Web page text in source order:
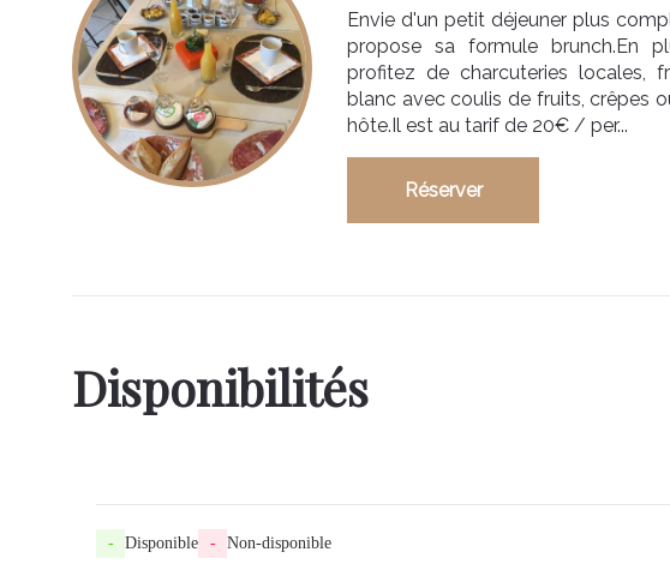
Envie d'un petit déjeuner plus
propose sa formule brunch.En
profitez de charcuteries locales,
blanc avec coulis de fruits, crêpes
hôte.Il est au tarif de 20€ / per...
Réserver
Disponibilités
- Disponible - Non-disponible